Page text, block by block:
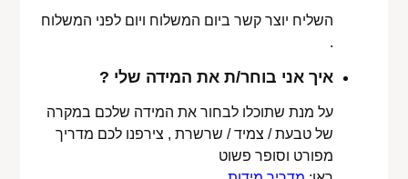
השליח יוצר קשר ביום המשלוח ויום לפני המשלוח
.
איך אני בוחר/ת את המידה שלי ?
על מנת שתוכלו לבחור את המידה שלכם במקרה
של טבעת / צמיד / שרשרת , צירפנו לכם מדריך
מפורט וסופר פשוט